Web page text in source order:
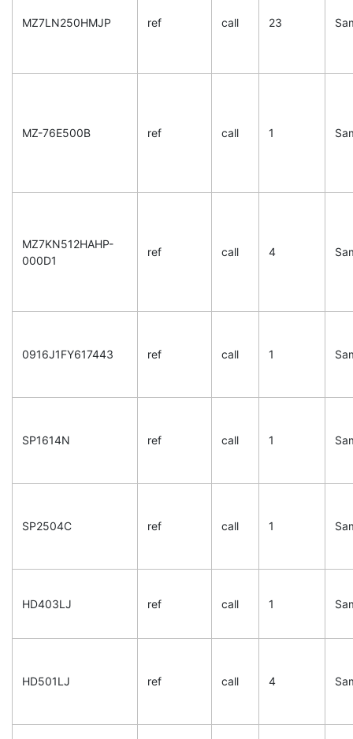
MZ7LN250HMJP ref call 23
MZ-76E500B ref call 1
MZ7KN512HAHP-
000D1
ref call 4
0916J1FY617443 ref call 1
SP1614N ref call 1
SP2504C ref call 1
HD403LJ ref call 1
HD501LJ ref call 4